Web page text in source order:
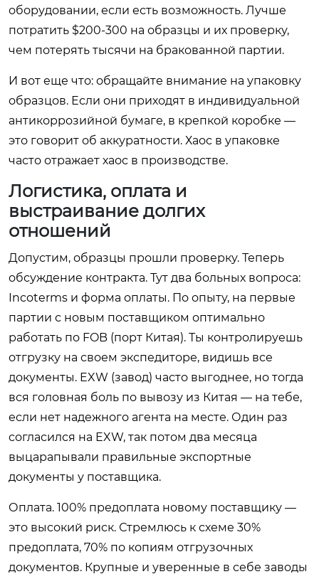
оборудовании, если есть возможность. Лучше
потратить $200-300 на образцы и их проверку,
чем потерять тысячи на бракованной партии.
И вот еще что: обращайте внимание на упаковку
образцов. Если они приходят в индивидуальной
антикоррозийной бумаге, в крепкой коробке —
это говорит об аккуратности. Хаос в упаковке
часто отражает хаос в производстве.
Логистика, оплата и
выстраивание долгих
отношений
Допустим, образцы прошли проверку. Теперь
обсуждение контракта. Тут два больных вопроса:
Incoterms и форма оплаты. По опыту, на первые
партии с новым поставщиком оптимально
работать по FOB (порт Китая). Ты контролируешь
отгрузку на своем экспедиторе, видишь все
документы. EXW (завод) часто выгоднее, но тогда
вся головная боль по вывозу из Китая — на тебе,
если нет надежного агента на месте. Один раз
согласился на EXW, так потом два месяца
выцарапывали правильные экспортные
документы у поставщика.
Оплата. 100% предоплата новому поставщику —
это высокий риск. Стремлюсь к схеме 30%
предоплата, 70% по копиям отгрузочных
документов. Крупные и уверенные в себе заводы